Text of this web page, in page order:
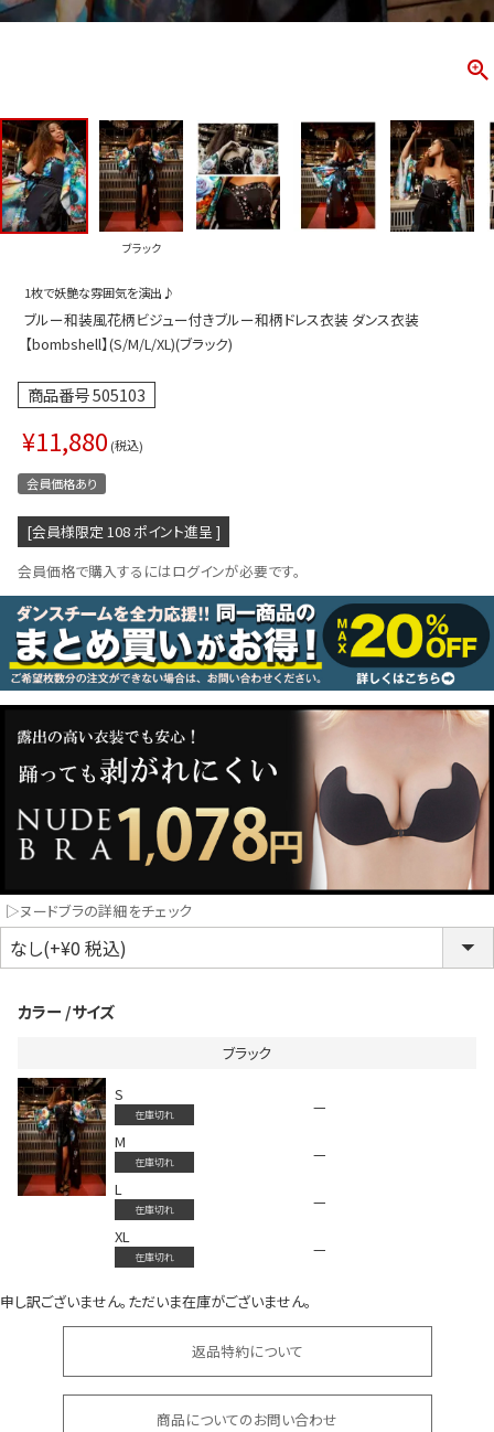
ス
ス
アップ
ース
インワン／サロペット
ラ・ニップレス
LINE連携でクーポンもらえる!!
同一商品まとめ買いキャンペーン
インスタ写真投稿キャンペーン！
会員登録でいつでもお得に
新作
トップス
ボトムス
浴衣
コスプレ
クリスマス
ブラック
1枚で妖艶な雰囲気を演出♪
ブルー和装風花柄ビジュー付きブルー和柄ドレス衣装 ダンス衣装
【bombshell】(S/M/L/XL)(ブラック)
商品番号505103
¥11,880 税込
会員価格あり
[会員様限定 108 ポイント進呈 ]
会員価格で購入するにはログインが必要です。
▷ヌードブラの詳細をチェック
カラー サイズ
ブラック
S
在庫切れ
—
M
在庫切れ
—
L
在庫切れ
—
XL
在庫切れ —
申し訳ございません。ただいま在庫がございません。
返品特約について
商品についてのお問い合わせ